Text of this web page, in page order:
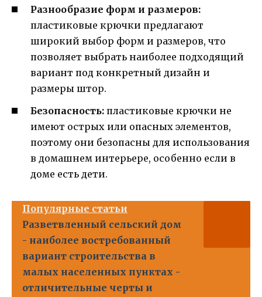
Разнообразие форм и размеров:
пластиковые крючки предлагают
широкий выбор форм и размеров, что
позволяет выбрать наиболее подходящий
вариант под конкретный дизайн и
размеры штор.
Безопасность: пластиковые крючки не
имеют острых или опасных элементов,
поэтому они безопасны для использования
в домашнем интерьере, особенно если в
доме есть дети.
Популярные статьи
Разветвленный сельский дом
- наиболее востребованный
вариант строительства в
малых населенных пунктах -
отличительные черты и